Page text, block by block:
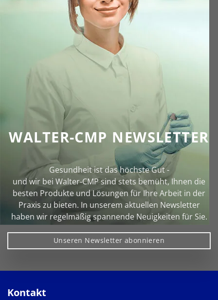
WALTER-CMP NEWSLETTER
Gesundheit ist das höchste Gut -
und wir bei Walter‑CMP sind stets bemüht, Ihnen die
besten Produkte und Lösungen für Ihre Arbeit in der
Praxis zu bieten. In unserem aktuellen Newsletter
haben wir regelmäßig spannende Neuigkeiten für Sie.
Unseren Newsletter abonnieren
Kontakt